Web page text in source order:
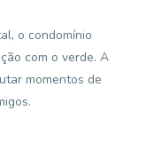
o condomínio
com o verde. A
momentos de